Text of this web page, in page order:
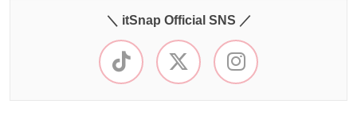
＼ itSnap Official SNS ／